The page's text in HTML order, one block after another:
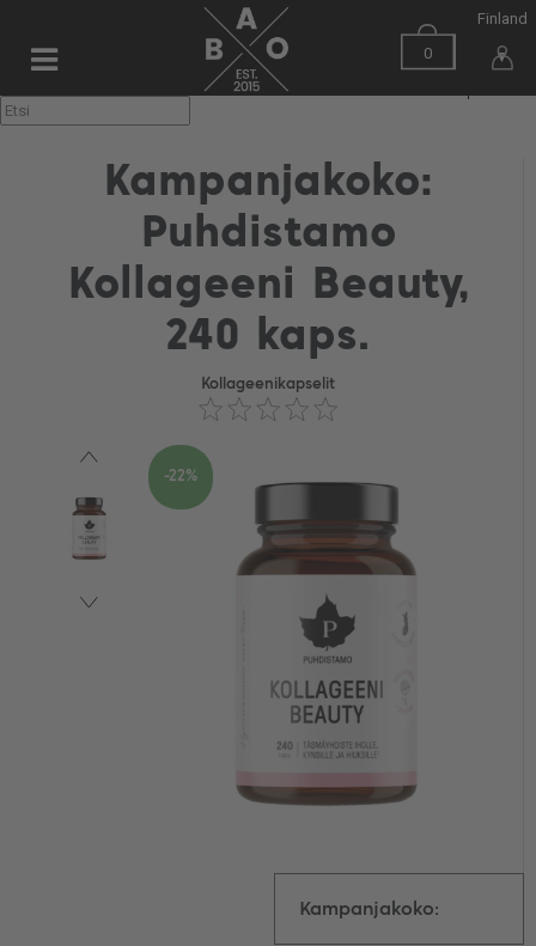
0
Finland
▼
Kampanjakoko:
Puhdistamo
Kollageeni Beauty,
240 kaps.
Kollageenikapselit
-22%
Kampanjakoko: